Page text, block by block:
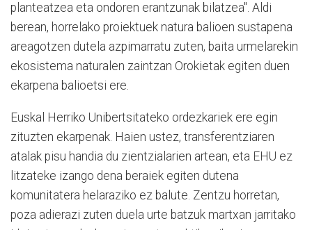
planteatzea eta ondoren erantzunak bilatzea". Aldi
berean, horrelako proiektuek natura balioen sustapena
areagotzen dutela azpimarratu zuten, baita urmelarekin
ekosistema naturalen zaintzan Orokietak egiten duen
ekarpena balioetsi ere.
Euskal Herriko Unibertsitateko ordezkariek ere egin
zituzten ekarpenak. Haien ustez, transferentziaren
atalak pisu handia du zientzialarien artean, eta EHU ez
litzateke izango dena beraiek egiten dutena
komunitatera helaraziko ez balute. Zentzu horretan,
poza adierazi zuten duela urte batzuk martxan jarritako